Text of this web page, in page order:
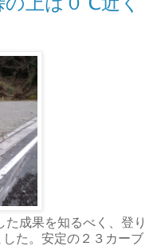
た成果を知るべく、登り
た。安定の２３カーブ